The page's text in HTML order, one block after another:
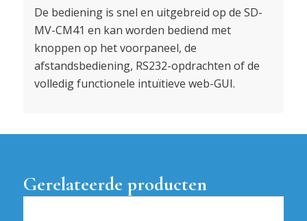
De bediening is snel en uitgebreid op de SD-
MV-CM41 en kan worden bediend met
knoppen op het voorpaneel, de
afstandsbediening, RS232-opdrachten of de
volledig functionele intuïtieve web-GUI.
Gerelateerde producten